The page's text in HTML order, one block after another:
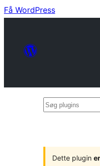
Få WordPress
Søg
Dette plugin